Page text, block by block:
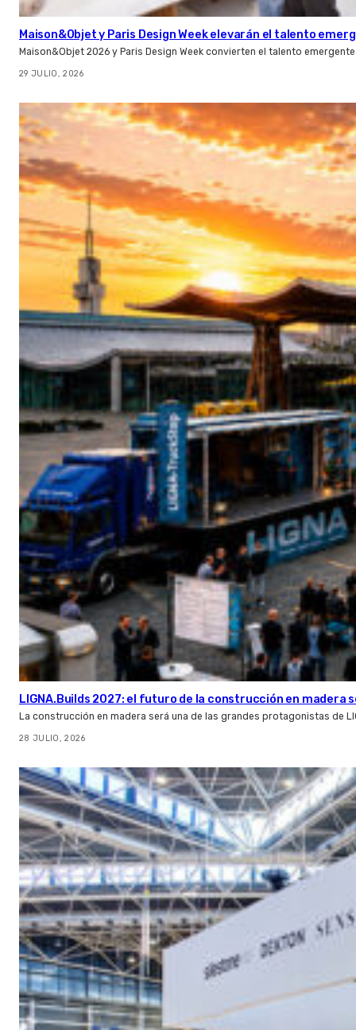
Maison&Objet y Paris Design Week elevarán el talento
Maison&Objet 2026 y Paris Design Week convierten el talento
29 JULIO, 2026
LIGNA.Builds 2027: el futuro de la construcción en madera
La construcción en madera será una de las grandes protagonistas de
28 JULIO, 2026